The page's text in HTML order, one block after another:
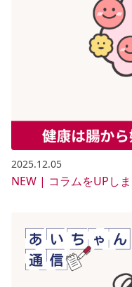
2025.12.05
NEW | コラムをUPしま